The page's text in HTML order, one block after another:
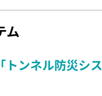
ム
トンネル防災シ